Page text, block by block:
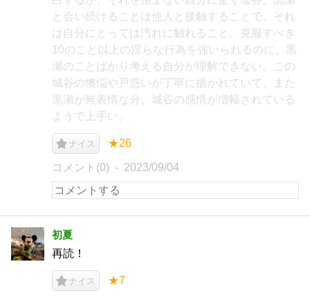
と会い続けることは他人と接触することで、それ
は自分にとっては汚れに触れること。克服すべき
10のこと以上の淫らな行為を強いられるのに、黒
瀬のことばかり考える自分が理解できない。この
城谷の懊悩や戸惑いが丁寧に描かれていて、また
黒瀬が無表情な分、城谷の感情が増幅されている
ようで上手い。
ナイス ★26
コメント(0) 2023/09/04
初夏
再読！
ナイス ★7